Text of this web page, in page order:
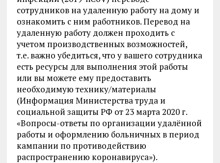
сотрудников на удаленную работу на дому и
ознакомить с ним работников. Перевод на
удаленную работу должен проходить с
учетом производственных возможностей,
т.е. важно убедиться, что у вашего сотрудника
есть ресурсы для выполнения этой работы
или вы можете ему предоставить
необходимую технику/материалы
(Информация Министерства труда и
социальной защиты РФ от 23 марта 2020 г.
«Вопросы-ответы по организации удалённой
работы и оформлению больничных в период
кампании по противодействию
распространению коронавируса»).